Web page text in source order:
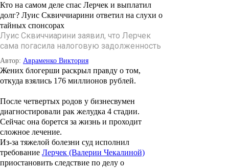
Кто на самом деле спас Лерчек и выплатил
долг? Луис Сквиччиарини ответил на слухи о
тайных спонсорах
Луис Сквиччиарини заявил, что Лерчек
сама погасила налоговую задолженность
Автор: Авраменко Виктория
Жених блогерши раскрыл правду о том,
откуда взялись 176 миллионов рублей.
После четвертых родов у бизнесвумен
диагностировали рак желудка 4 стадии.
Сейчас она борется за жизнь и проходит
сложное лечение.
Из-за тяжелой болезни суд исполнил
требование Лерчек (Валерии Чекалиной)
приостановить следствие по делу о